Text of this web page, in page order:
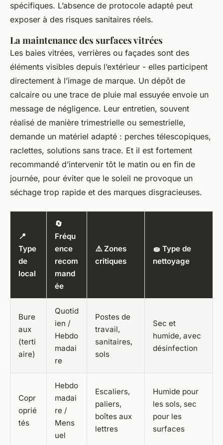
spécifiques. L’absence de protocole adapté peut
exposer à des risques sanitaires réels.
La maintenance des surfaces vitrées
Les baies vitrées, verrières ou façades sont des
éléments visibles depuis l’extérieur - elles participent
directement à l’image de marque. Un dépôt de
calcaire ou une trace de pluie mal essuyée envoie un
message de négligence. Leur entretien, souvent
réalisé de manière trimestrielle ou semestrielle,
demande un matériel adapté : perches télescopiques,
raclettes, solutions sans trace. Et il est fortement
recommandé d’intervenir tôt le matin ou en fin de
journée, pour éviter que le soleil ne provoque un
séchage trop rapide et des marques disgracieuses.
📍
Type
de
local
🔄
Fréqu
ence
recom
mand
ée
⚠️ Zones
critiques
🧽 Type de
nettoyage
Bure
aux
(terti
aire)
Quotid
ien /
Hebdo
madai
re
Postes de
travail,
sanitaires,
sols
Sec et
humide, avec
désinfection
Copr
oprié
tés
Hebdo
madai
re /
Mens
uel
Escaliers,
paliers,
boîtes aux
lettres
Humide pour
les sols, sec
pour les
surfaces